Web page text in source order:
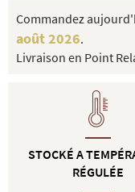
Commandez
août 2026.
Livraison en Point
STOCKÉ A
RÉGULÉE